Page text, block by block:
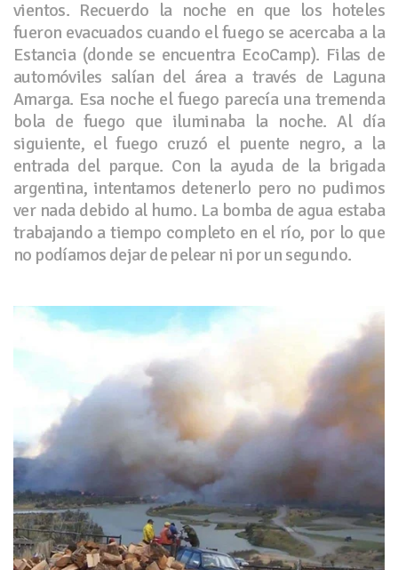
vientos. Recuerdo la noche en que los hoteles
fueron evacuados cuando el fuego se acercaba a la
Estancia (donde se encuentra EcoCamp). Filas de
automóviles salían del área a través de Laguna
Amarga. Esa noche el fuego parecía una tremenda
bola de fuego que iluminaba la noche. Al día
siguiente, el fuego cruzó el puente negro, a la
entrada del parque. Con la ayuda de la brigada
argentina, intentamos detenerlo pero no pudimos
ver nada debido al humo. La bomba de agua estaba
trabajando a tiempo completo en el río, por lo que
no podíamos dejar de pelear ni por un segundo.